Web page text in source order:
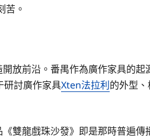
苦。
放前沿。番禺作為廣作家具的起
研討廣作家具Xten法拉利的外型
雙龍戲珠沙發》即是那時普遍